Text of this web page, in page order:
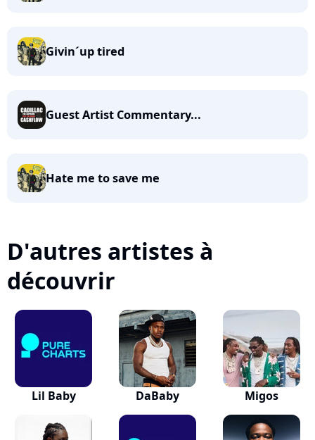
Givin´up tired
Guest Artist Commentary...
Hate me to save me
D'autres artistes à
découvrir
Lil Baby DaBaby Migos